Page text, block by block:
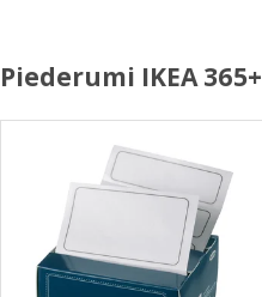
Piederumi IKEA 365+